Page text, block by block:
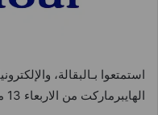
استمتعوا بـالبقالة،
الهايبرماركت من الاربعاء 13 مايو حتى 19مايو 2026